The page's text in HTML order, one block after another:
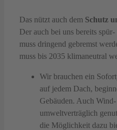
Das nützt auch dem Schutz
Der auch bei uns bereits
muss dringend gebremst
muss bis 2035 klimaneutral
Wir brauchen ein
auf jedem Dach,
Gebäuden. Auch
umweltverträglich
die Möglichkeit dazu